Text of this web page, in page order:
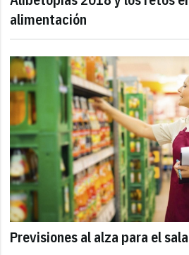
alimentación
Previsiones al alza para el